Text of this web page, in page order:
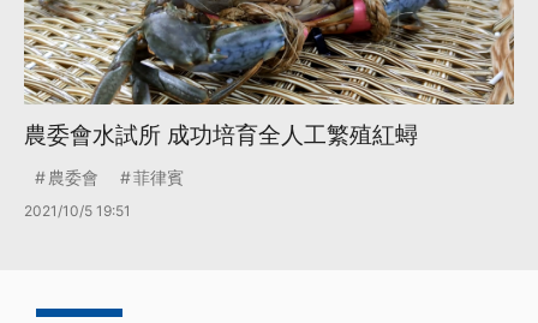
農委會水試所 成功培育全人工繁殖紅蟳
農委會 菲律賓
2021/10/5 19:51